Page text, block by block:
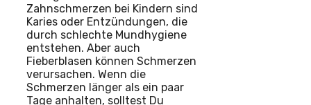
Zahnschmerzen bei Kindern sind
Karies oder Entzündungen, die
durch schlechte Mundhygiene
entstehen. Aber auch
Fieberblasen können Schmerzen
verursachen. Wenn die
Schmerzen länger als ein paar
Tage anhalten, solltest Du